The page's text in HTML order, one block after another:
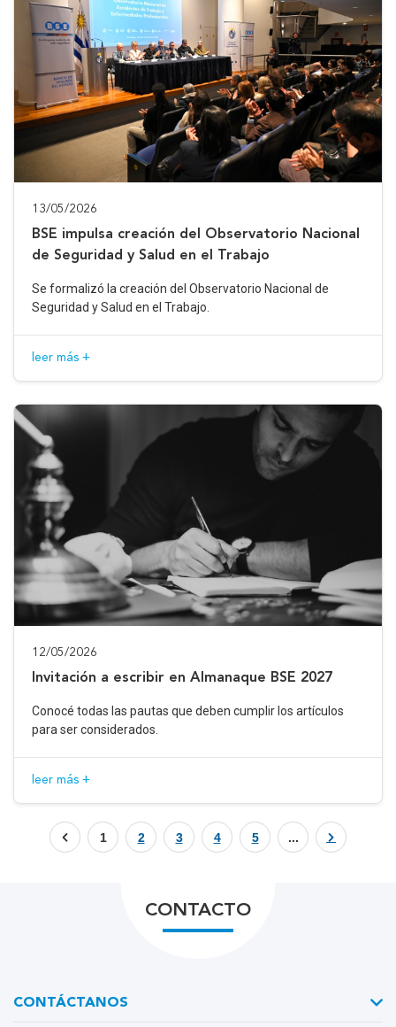
13/05/2026
BSE impulsa creación del Observatorio Nacional
de Seguridad y Salud en el Trabajo
Se formalizó la creación del Observatorio Nacional de
Seguridad y Salud en el Trabajo.
leer más +
12/05/2026
Invitación a escribir en Almanaque BSE 2027
Conocé todas las pautas que deben cumplir los artículos
para ser considerados.
leer más +
1 2 3 4 5 ...
CONTACTO
CONTÁCTANOS